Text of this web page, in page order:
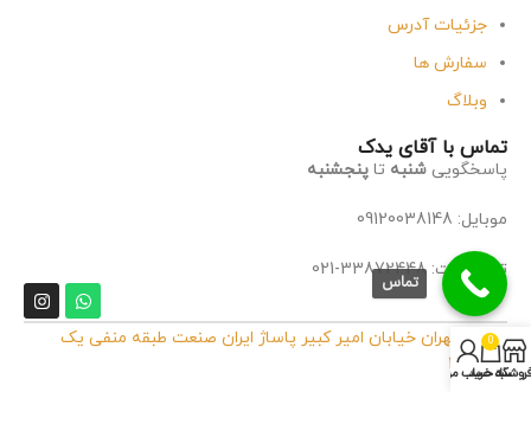
جزئیات آدرس
سفارش ها
وبلاگ
تماس با آقای یدک
پاسخگویی شنبه تا پنجشنبه
موبایل: 09120038148
تلفن ثابت: 33872448-021
آدرس:تهران خیابان امیر کبیر پاساژ ایران صنعت طبقه منفی یک
پلاک 32فروشگاه
0
سبد خریدحساب من
تماس